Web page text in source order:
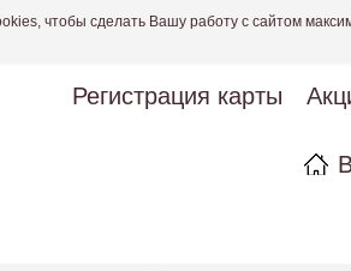
чтобы сделать Вашу работу с сайтом
Регистрация карты